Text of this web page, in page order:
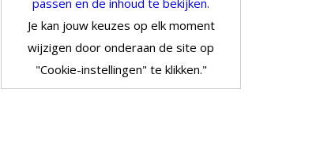
passen en de inhoud te bekijken.
Je kan jouw keuzes op elk moment
wijzigen door onderaan de site op
"Cookie-instellingen" te klikken."